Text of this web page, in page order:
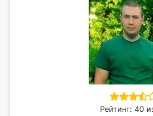
Рейтинг: 40